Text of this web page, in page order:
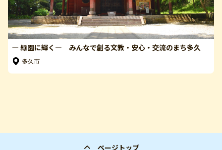
― 緑園に輝く― みんなで創る文教・安心・交流のまち多久
多久市
ページトップ